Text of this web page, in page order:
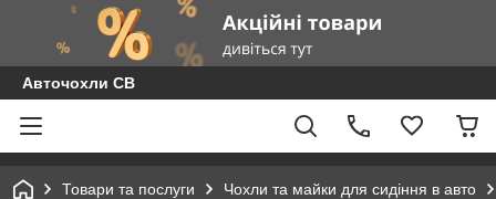
Авточохли СВ
Товари та послуги Чохли та майки для сидіння в авто